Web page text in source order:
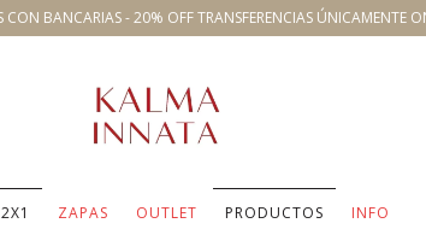
CON BANCARIAS - 20% OFF TRANSFERENCIAS ÚNICAMENTE
2X1 ZAPAS OUTLET PRODUCTOS INFO